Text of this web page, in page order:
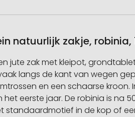
natuurlijk zakje,
jute zak met kleipot,
langs de kant van wegen
en een schaarse kroon.
eerste jaar. De robinia is na
standaardmotief in de kop of